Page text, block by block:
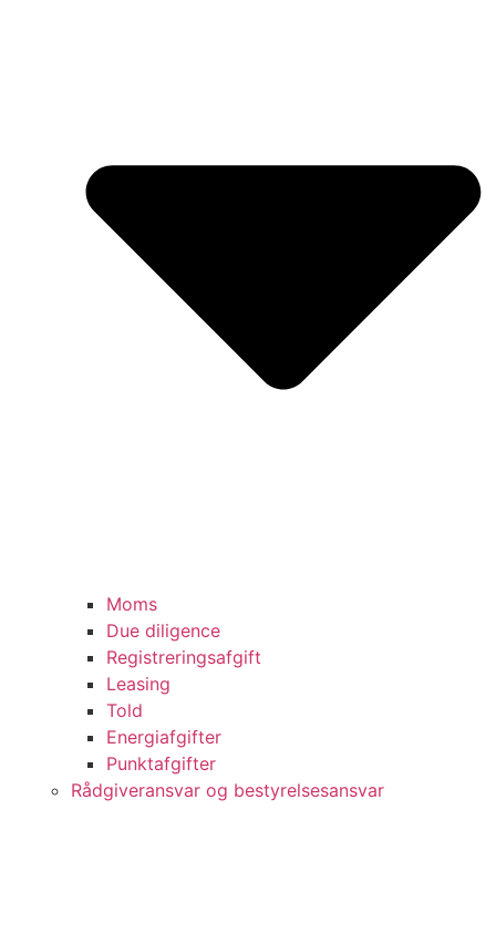
Moms
Due diligence
Registreringsafgift
Leasing
Told
Energiafgifter
Punktafgifter
Rådgiveransvar og bestyrelsesansvar